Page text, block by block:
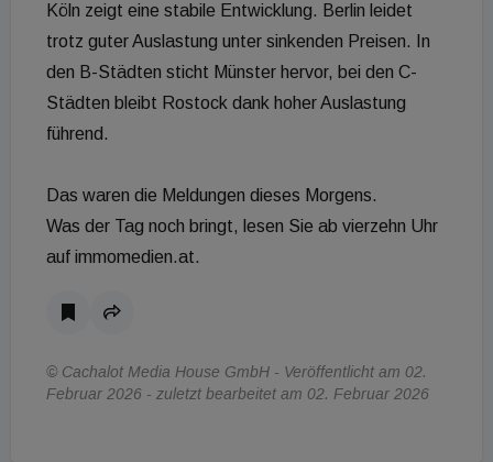
Köln zeigt eine stabile Entwicklung. Berlin leidet
trotz guter Auslastung unter sinkenden Preisen. In
den B-Städten sticht Münster hervor, bei den C-
Städten bleibt Rostock dank hoher Auslastung
führend.
Das waren die Meldungen dieses Morgens.
Was der Tag noch bringt, lesen Sie ab vierzehn Uhr
auf immomedien.at.
© Cachalot Media House GmbH - Veröffentlicht am 02.
Februar 2026 - zuletzt bearbeitet am 02. Februar 2026